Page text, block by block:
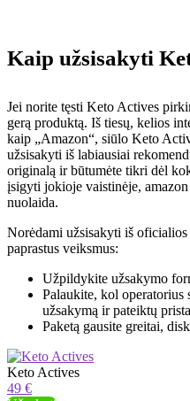
Kaip užsisakyti
Jei norite tęsti Keto Actives
gerą produktą. Iš tiesų, kelios
kaip „Amazon“, siūlo Keto
užsisakyti iš labiausiai
originalą ir būtumėte tikri dėl
įsigyti jokioje vaistinėje,
nuolaida.
Norėdami užsisakyti iš
paprastus veiksmus:
Užpildykite užsakymo
Palaukite, kol operatorius
užsakymą ir pateiktų
Paketą gausite greitai,
Keto Actives
49 €